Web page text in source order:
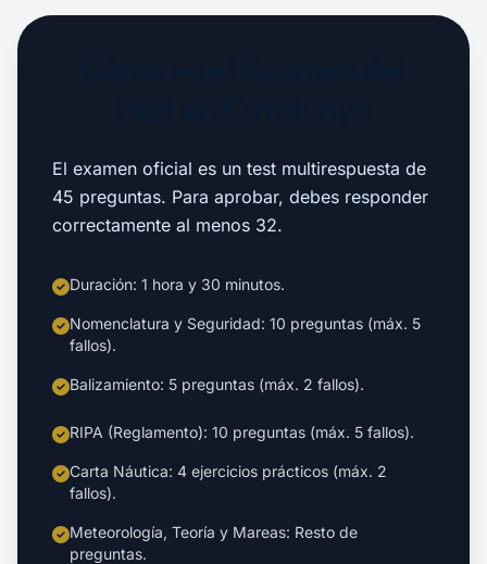
El examen oficial es un test multirespuesta de
45 preguntas. Para aprobar, debes responder
correctamente al menos 32.
Duración: 1 hora y 30 minutos.
Nomenclatura y Seguridad: 10 preguntas (máx. 5
fallos).
Balizamiento: 5 preguntas (máx. 2 fallos).
RIPA (Reglamento): 10 preguntas (máx. 5 fallos).
Carta Náutica: 4 ejercicios prácticos (máx. 2
fallos).
Meteorología, Teoría y Mareas: Resto de
preguntas.